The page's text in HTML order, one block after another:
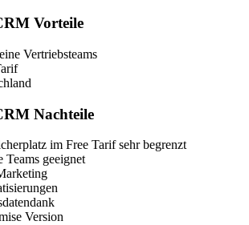
Vorteile
Vertriebsteams
Nachteile
im Free Tarif sehr begrenzt
Teams geeignet
Version